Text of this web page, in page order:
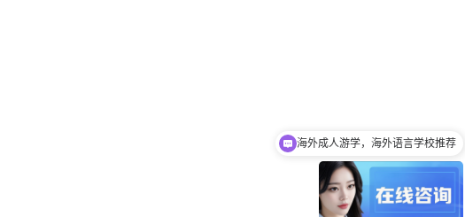
海外成人游学，海外语言学校推荐